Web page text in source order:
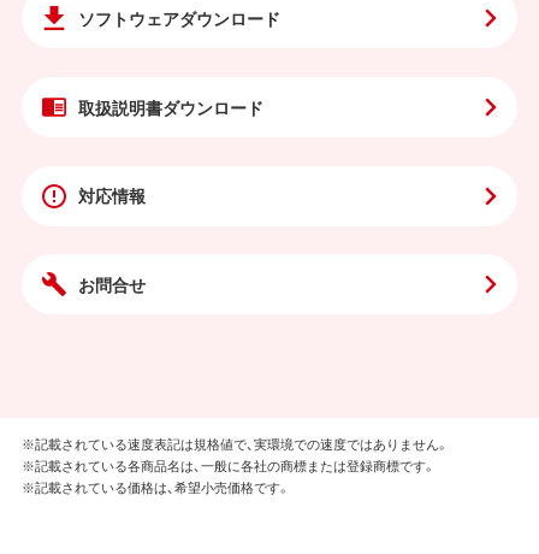
ソフトウェアダウンロード
取扱説明書ダウンロード
対応情報
お問合せ
※記載されている速度表記は規格値で、実環境での速度ではありません。
※記載されている各商品名は、一般に各社の商標または登録商標です。
※記載されている価格は、希望小売価格です。